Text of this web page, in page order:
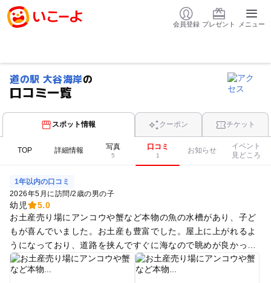
会員登録 プレゼント メニュー
道の駅 大谷海岸の
口コミ一覧
スポット情報 クーポン チケット
TOP 詳細情報 写真
5
口コミ
1
お知らせ
イベント
見どころ
1年以内の口コミ
2026年5月に訪問/2歳の男の子
幼児
5.0
お土産売り場にアンコウや蟹など本物の魚の水槽があり、子ど
もが喜んでいました。お土産も豊富でした。屋上に上がれるよ
うになっており、道路を挟んですぐに海なので眺めが良かった
です。